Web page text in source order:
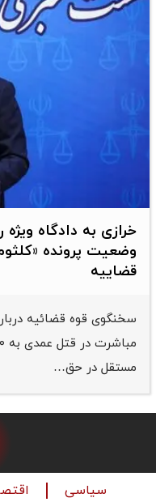
خرازی به دادگاه
وضعیت پرونده
قضاییه
سخنگوی قوه قضائیه
مستقل در حق…
سیاسی